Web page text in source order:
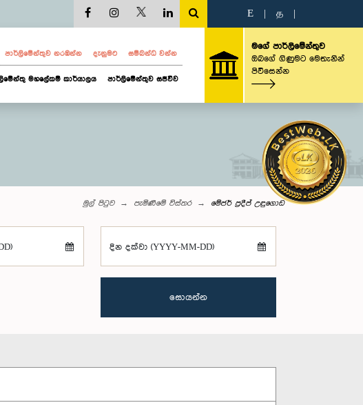
E த
පාර්ලි‌මේන්තුව නරඹන්න දැනුමට සම්බන්ධ වන්න
මහලේකම් කාර්යාලය පාර්ලිමේන්තුව සජීවීව
මගේ පාර්ලිමේන්තුව
ඔබගේ ගිණුමට මෙතැනින්
පිවිසෙන්න
මුල් පිටුව පැමිණීමේ විස්තර මේජර් ප්‍රදීප් උඳුගොඩ
දින දක්වා (YYYY-MM-DD)
සොයන්න